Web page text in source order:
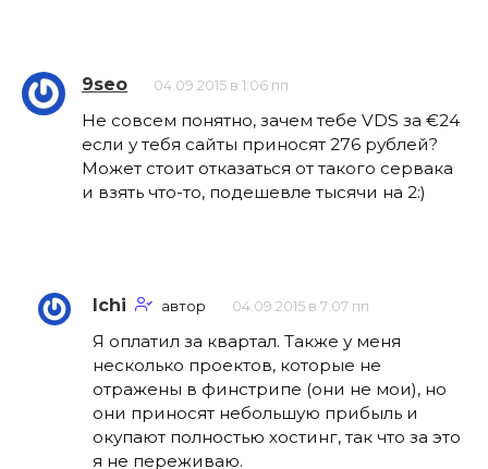
9seo 04.09.2015 в 1:06 пп
Не совсем понятно, зачем тебе VDS за €24
если у тебя сайты приносят 276 рублей?
Может стоит отказаться от такого сервака
и взять что-то, подешевле тысячи на 2:)
Ichi автор 04.09.2015 в 7:07 пп
Я оплатил за квартал. Также у меня
несколько проектов, которые не
отражены в финстрипе (они не мои), но
они приносят небольшую прибыль и
окупают полностью хостинг, так что за это
я не переживаю.